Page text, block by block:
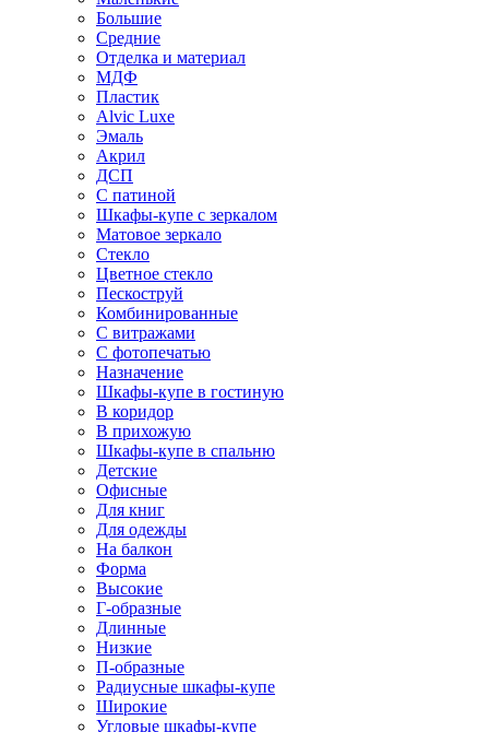
Большие
Средние
Отделка и материал
МДФ
Пластик
Alvic Luxe
Эмаль
Акрил
ДСП
С патиной
Шкафы-купе с зеркалом
Матовое зеркало
Стекло
Цветное стекло
Пескоструй
Комбинированные
С витражами
С фотопечатью
Назначение
Шкафы-купе в гостиную
В коридор
В прихожую
Шкафы-купе в спальню
Детские
Офисные
Для книг
Для одежды
На балкон
Форма
Высокие
Г-образные
Длинные
Низкие
П-образные
Радиусные шкафы-купе
Широкие
Угловые шкафы-купе